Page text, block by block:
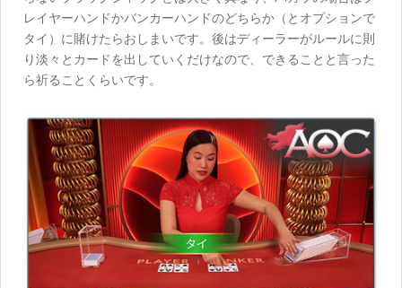
レイヤーハンドかバンカーハンドのどちらか（とオプションで
タイ）に賭けたらおしまいです。後はディーラーがルールに則
り淡々とカードを出していくだけなので、できることと言った
ら祈ることくらいです。